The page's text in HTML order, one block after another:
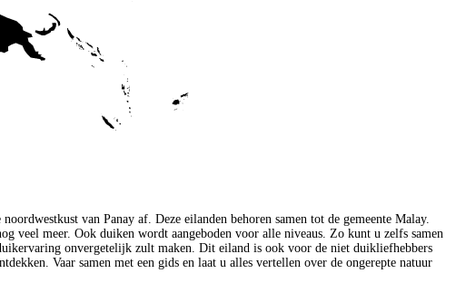
van Panay af. Deze eilanden behoren samen tot de gemeente Malay.
veel meer. Ook duiken wordt aangeboden voor alle niveaus. Zo kunt u zelfs samen
onvergetelijk zult maken. Dit eiland is ook voor de niet duikliefhebbers
Vaar samen met een gids en laat u alles vertellen over de ongerepte natuur